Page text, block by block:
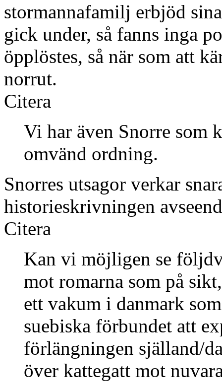
stormannafamilj erbjöd
gick under, så fanns inga
öpplöstes, så när som att
norrut.
Citera
Vi har även Snorre som
omvänd ordning.
Snorres utsagor verkar
historieskrivningen
Citera
Kan vi möjligen se
mot romarna som på
ett vakum i danmark
suebiska förbundet att
förlängningen själland/
över kattegatt mot